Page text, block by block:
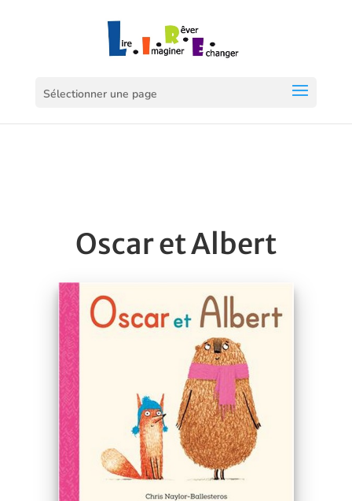
Sélectionner une page
Oscar et Albert